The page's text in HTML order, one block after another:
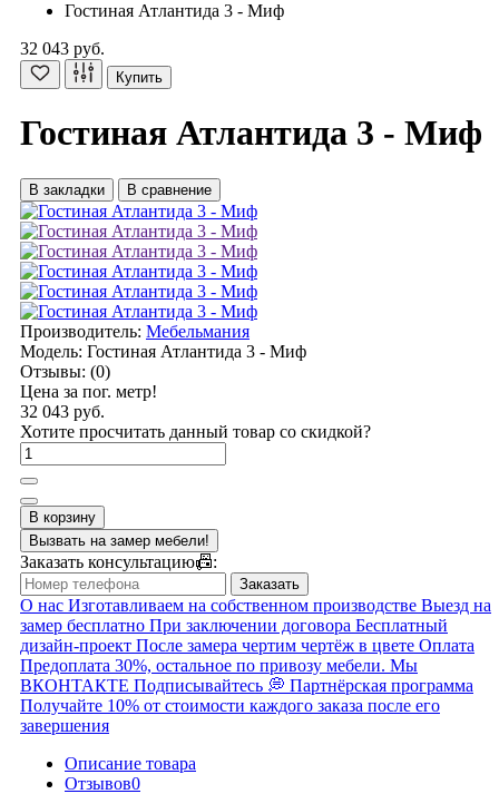
Гостиная Атлантида 3 - Миф
32 043 руб.
Купить
Гостиная Атлантида 3 - Миф
В закладки В сравнение
Производитель: Мебельмания
Модель: Гостиная Атлантида 3 - Миф
Отзывы: (0)
Цена за пог. метр!
32 043 руб.
Хотите просчитать данный товар со скидкой?
В корзину
Вызвать на замер мебели!
Заказать консультацию📠:
Заказать
О нас Изготавливаем на собственном производстве Выезд на
замер бесплатно При заключении договора Бесплатный
дизайн-проект После замера чертим чертёж в цвете Оплата
Предоплата 30%, остальное по привозу мебели. Мы
ВКОНТАКТЕ Подписывайтесь 💭 Партнёрская программа
Получайте 10% от стоимости каждого заказа после его
завершения
Описание товара
Отзывов0